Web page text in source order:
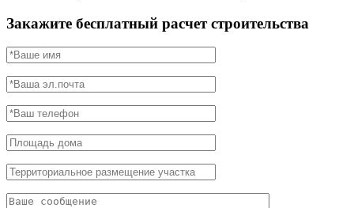
Закажите бесплатный расчет строительства